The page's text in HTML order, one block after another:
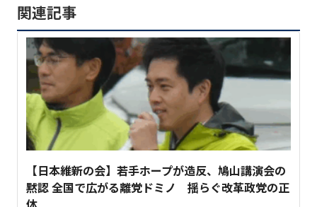
関連記事
【日本維新の会】若手ホープが造反、鳩山講演会の
黙認 全国で広がる離党ドミノ 揺らぐ改革政党の正